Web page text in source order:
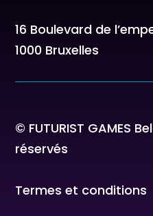
16 Boulevard de
1000 Bruxelles
© FUTURIST GAMES
réservés
Termes et conditions